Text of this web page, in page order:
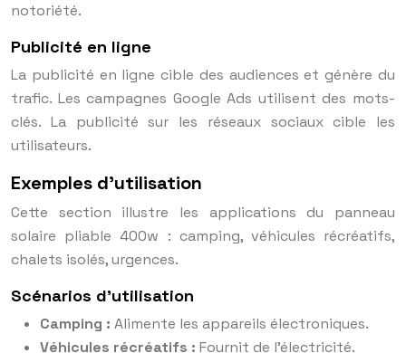
notoriété.
Publicité en ligne
La publicité en ligne cible des audiences et génère du
trafic. Les campagnes Google Ads utilisent des mots-
clés. La publicité sur les réseaux sociaux cible les
utilisateurs.
Exemples d’utilisation
Cette section illustre les applications du panneau
solaire pliable 400w : camping, véhicules récréatifs,
chalets isolés, urgences.
Scénarios d’utilisation
Camping : Alimente les appareils électroniques.
Véhicules récréatifs : Fournit de l’électricité.